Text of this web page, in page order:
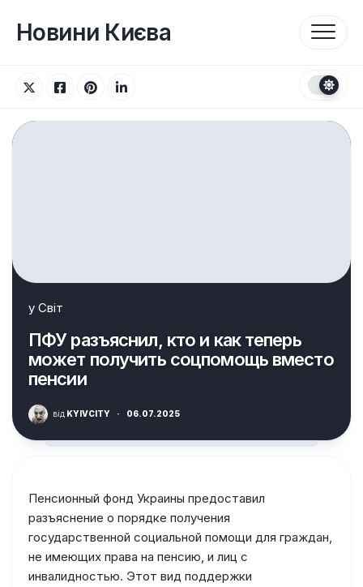
вмістуНовини Києва
у Світ
ПФУ разъяснил, кто и как теперь
может получить соцпомощь вместо
пенсии
від KYIVCITY · 06.07.2025
Пенсионный фонд Украины предоставил
разъяснение о порядке получения
государственной социальной помощи для граждан,
не имеющих права на пенсию, и лиц с
инвалидностью. Этот вид поддержки